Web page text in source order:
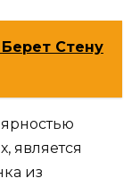
Стену
является
из